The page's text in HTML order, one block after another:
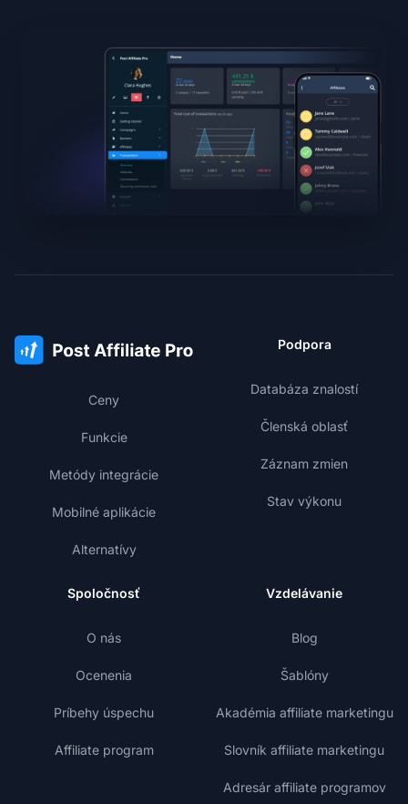
Ceny
Funkcie
Metódy integrácie
Mobilné aplikácie
Alternatívy
Podpora
Databáza znalostí
Členská oblasť
Záznam zmien
Stav výkonu
Spoločnosť
O nás
Ocenenia
Príbehy úspechu
Affiliate program
Vzdelávanie
Blog
Šablóny
Akadémia affiliate marketingu
Slovník affiliate marketingu
Adresár affiliate programov